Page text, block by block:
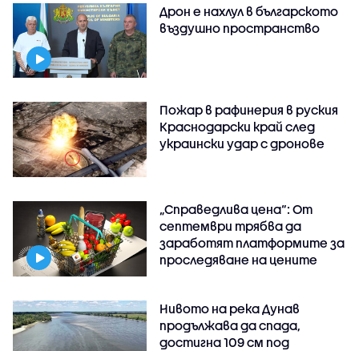
Дрон е нахлул в българското
въздушно пространство
Пожар в рафинерия в руския
Краснодарски край след
украински удар с дронове
„Справедлива цена“: От
септември трябва да
заработят платформите за
проследяване на цените
Нивото на река Дунав
продължава да спада,
достигна 109 см под